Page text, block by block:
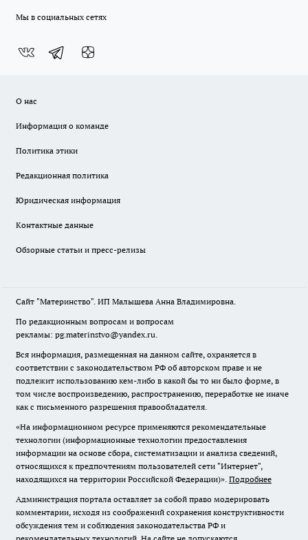
Мы в социальных сетях
О нас
Информация о команде
Политика этики
Редакционная политика
Юридическая информация
Контактные данные
Обзорные статьи и пресс-релизы
Сайт "Материнство". ИП Малышева Анна Владимировна.
По редакционным вопросам и вопросам
рекламы: pg.materinstvo@yandex.ru.
Вся информация, размещенная на данном сайте, охраняется в
соответствии с законодательством РФ об авторском праве и не
подлежит использованию кем-либо в какой бы то ни было форме, в
том числе воспроизведению, распространению, переработке не иначе
как с письменного разрешения правообладателя.
«На информационном ресурсе применяются рекомендательные
технологии (информационные технологии предоставления
информации на основе сбора, систематизации и анализа сведений,
относящихся к предпочтениям пользователей сети "Интернет",
находящихся на территории Российской Федерации)». Подробнее
Администрация портала оставляет за собой право модерировать
комментарии, исходя из соображений сохранения конструктивности
обсуждения тем и соблюдения законодательства РФ и